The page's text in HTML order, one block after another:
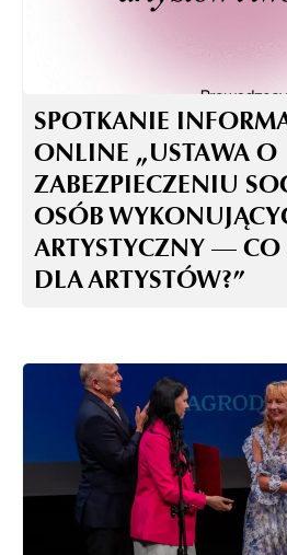
SPOTKANIE
ONLINE „USTAWA O
ZABEZPIECZENIU
OSÓB
ARTYSTYCZNY —
DLA ARTYSTÓW?”